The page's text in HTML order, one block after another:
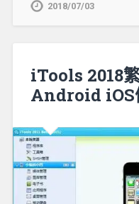
2018/07/03
iTools 2018
Android iOS